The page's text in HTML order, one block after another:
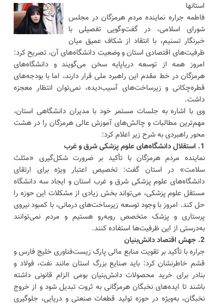
استانها
فاطمه جراره نماینده مردم هرمزگان در مجلس
شورای اسلامی، در گفت‌وگویی تفصیلی با
خبرنگار تسنیم، با انتقاد از شکاف عمیق میان
ظرفیت‌های اقتصادی استان و وضعیت دانشگاه‌های آن، تصریح کرد:
امروز همه از توسعه دریاپایه سخن می‌گویند و دانشگاه‌های
هرمزگان در خط مقدم این راهبرد ملی قرار دارند، اما با بودجه‌های
قطره‌چکانی و زیرساخت‌های آسیب‌دیده، نمی‌توان انتظار معجزه
داشت.
وی با اشاره به جلسات مستمر خود با مدیران دانشگاهی استان،
مهم‌ترین مطالبات و چالش‌های آموزش عالی هرمزگان را در هشت
محور راهبردی به شرح زیر اعلام کرد:
1. استقلال دانشگاه‌های علوم پزشکی شرق و غرب
نماینده مردم هرمزگان با تأکید بر ضرورت شکل‌گیری «مثلث
سلامت» در استان گفت: تخصیص اعتبار ویژه برای ارتقای
دانشگاه‌های علوم پزشکی شرق و غرب استان و ایجاد سه دانشگاه
مستقل علوم پزشکی، می‌تواند بخش زیادی از مشکلات این حوزه را
حل کند. امروز با وجود توسعه زیرساخت‌های درمانی، با کمبود نیروی
پرستاری و پزشک متخصص روبه‌رو هستیم و مردم نمی‌توانند
به‌درستی از این ظرفیت‌ها استفاده کنند.
2. جهش اقتصاد دانش‌بنیان
جراره با تأکید بر تقویت منابع مالی پارک زیست‌فناوری خلیج فارس و
قشم خاطرنشان کرد: باید صنایع بزرگ استان مانند نفت، فولاد و
بنادر برای خرید محصولات دانش‌بنیان بومی الزام قانونی داشته
باشند تا ایده‌های نخبگان هرمزگانی به ثروت تبدیل شود و از خروج
نخبگان، به‌ویژه در حوزه تولید قطعات صنعتی و دریایی، جلوگیری